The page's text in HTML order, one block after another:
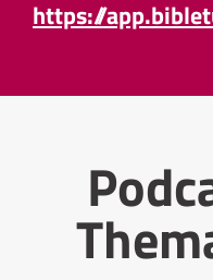
https://